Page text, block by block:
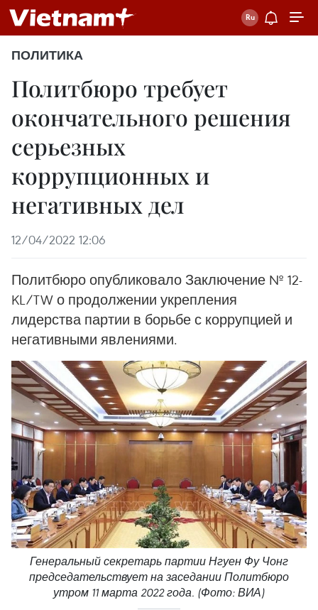
ПОЛИТИКА
Политбюро требует
окончательного решения
серьезных
коррупционных и
негативных дел
12/04/2022 12:06
Политбюро опубликовало Заключение № 12-
KL/TW о продолжении укрепления
лидерства партии в борьбе с коррупцией и
негативными явлениями.
Генеральный секретарь партии Нгуен Фу Чонг
председательствует на заседании Политбюро
утром 11 марта 2022 года. (Фото: ВИА)